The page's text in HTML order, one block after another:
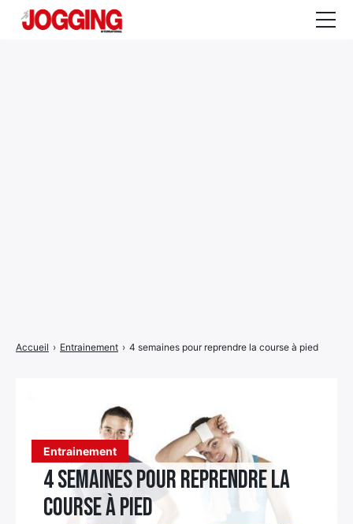
Entrainement
4 semaines pour reprendre la
course à pied
Accueil › Entrainement › 4 semaines pour reprendre la course à pied
menude
menu
de
menu